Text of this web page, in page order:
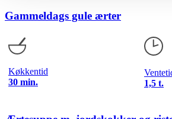
Gammeldags gule ærter
Køkkentid
30 min.
1,5 t.